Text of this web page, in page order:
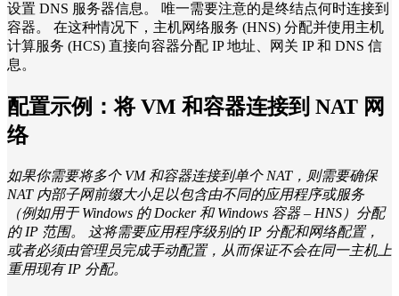
设置 DNS 服务器信息。 唯一需要注意的是终结点何时连接到
容器。 在这种情况下，主机网络服务 (HNS) 分配并使用主机
计算服务 (HCS) 直接向容器分配 IP 地址、网关 IP 和 DNS 信
息。
配置示例：将 VM 和容器连接到 NAT 网
络
如果你需要将多个 VM 和容器连接到单个 NAT，则需要确保
NAT 内部子网前缀大小足以包含由不同的应用程序或服务
（例如用于 Windows 的 Docker 和 Windows 容器 – HNS）分配
的 IP 范围。 这将需要应用程序级别的 IP 分配和网络配置，
或者必须由管理员完成手动配置，从而保证不会在同一主机上
重用现有 IP 分配。